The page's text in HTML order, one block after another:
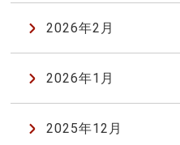
2026年2月
2026年1月
2025年12月